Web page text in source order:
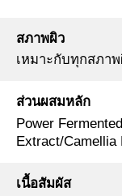
สภาพผิว
เหมาะกับทุกสภา
ส่วนผสมหลัก
Power
Extract/Camellia
เนื้อสัมผัส